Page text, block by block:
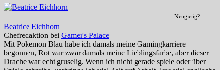
Neugierig?
Beatrice Eichhorn
Chefredaktion bei Gamer's Palace
Mit Pokemon Blau habe ich damals meine Gamingkarriere
begonnen, Rot war zwar damals meine Lieblingsfarbe, aber dieser
Drache war echt gruselig. Wenn ich nicht gerade spiele oder über